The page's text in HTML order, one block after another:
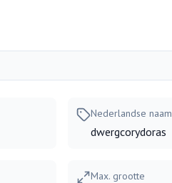
Nederlandse naam
dwergcorydoras
Max. grootte